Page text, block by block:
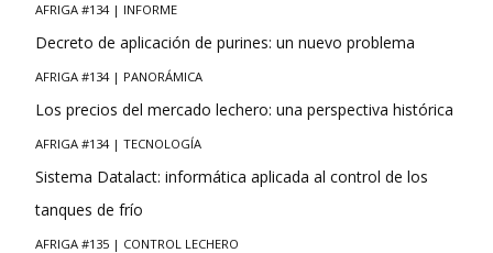
AFRIGA #134 | INFORME
Decreto de aplicación de purines: un nuevo problema
AFRIGA #134 | PANORÁMICA
Los precios del mercado lechero: una perspectiva histórica
AFRIGA #134 | TECNOLOGÍA
Sistema Datalact: informática aplicada al control de los
tanques de frío
AFRIGA #135 | CONTROL LECHERO